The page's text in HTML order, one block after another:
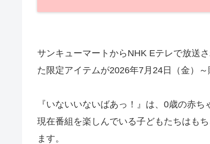
サンキューマートからNHK Eテレで放送
た限定アイテムが2026年7月24日（金）～
『いないいないばあっ！』は、0歳の赤ち
現在番組を楽しんでいる子どもたちはも
ます。